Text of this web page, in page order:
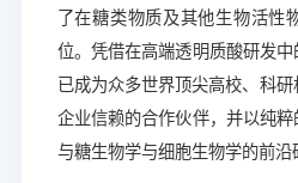
了在糖类物质及其他生物活性
位。凭借在高端透明质酸研发
已成为众多世界顶尖高校、科
企业信赖的合作伙伴，并以纯
与糖生物学与细胞生物学的前沿